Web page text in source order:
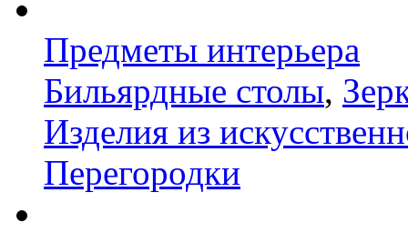
Предметы интерьера
Бильярдные столы,
Изделия из
Перегородки